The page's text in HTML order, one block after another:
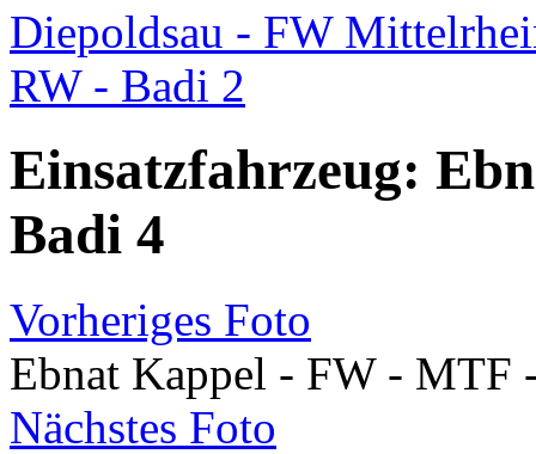
Diepoldsau - FW
RW - Badi 2
Einsatzfahrzeug:
Badi 4
Vorheriges Foto
Ebnat Kappel - FW - MTF
Nächstes Foto